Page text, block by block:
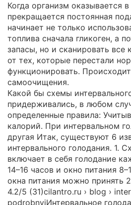
Когда организм оказывается
прекращается постоянная
начинает не только
топлива сначала гликоген, а
запасы, но и сканировать все
от тех, которые перестали
функционировать.
самоочищения.
Какой бы схемы
придерживались, в любом
определенные правила:
калорий. При интервальном
другая Итак, существуют 6
интервального голодания. 1.
включает в себя голодание
14–16 часов и окно питания
окна питания можно принять
4.2/5 (31)cilantro.ru › blog ›
podrobnyjИнтервальное